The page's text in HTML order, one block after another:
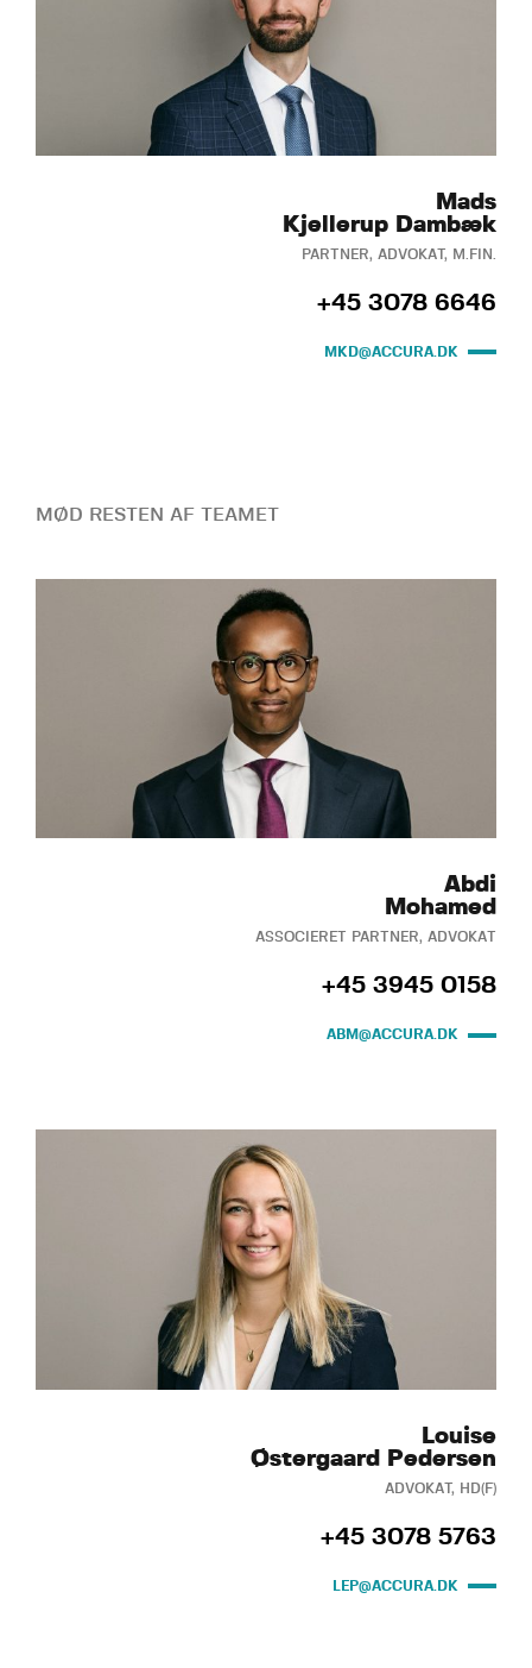
Mads
Kjellerup Dambæk
PARTNER, ADVOKAT, M.FIN.
+45 3078 6646
MKD@ACCURA.DK
MØD RESTEN AF TEAMET
Abdi
Mohamed
ASSOCIERET PARTNER, ADVOKAT
+45 3945 0158
ABM@ACCURA.DK
Louise
Østergaard Pedersen
ADVOKAT, HD(F)
+45 3078 5763
LEP@ACCURA.DK